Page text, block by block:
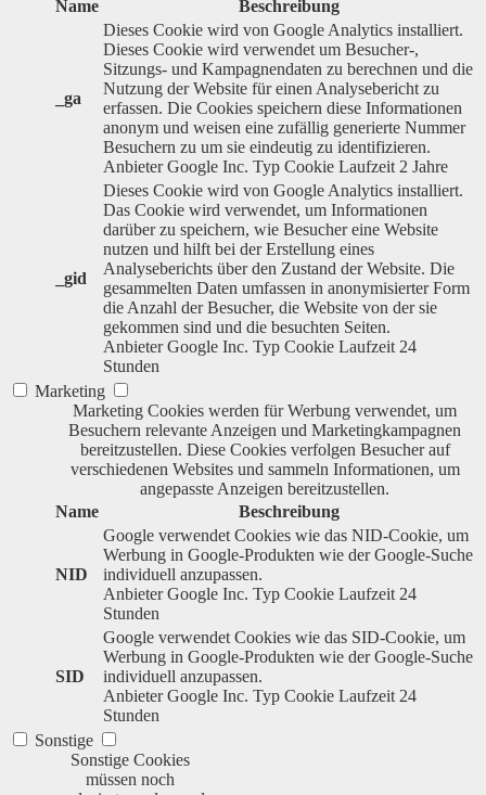
Name
Beschreibung
_ga
Dieses Cookie wird von Google Analytics installiert.
Dieses Cookie wird verwendet um Besucher-,
Sitzungs- und Kampagnendaten zu berechnen und die
Nutzung der Website für einen Analysebericht zu
erfassen. Die Cookies speichern diese Informationen
anonym und weisen eine zufällig generierte Nummer
Besuchern zu um sie eindeutig zu identifizieren.
Anbieter Google Inc. Typ Cookie Laufzeit 2 Jahre
_gid
Dieses Cookie wird von Google Analytics installiert.
Das Cookie wird verwendet, um Informationen
darüber zu speichern, wie Besucher eine Website
nutzen und hilft bei der Erstellung eines
Analyseberichts über den Zustand der Website. Die
gesammelten Daten umfassen in anonymisierter Form
die Anzahl der Besucher, die Website von der sie
gekommen sind und die besuchten Seiten.
Anbieter Google Inc. Typ Cookie Laufzeit 24
Stunden
Marketing
Marketing Cookies werden für Werbung verwendet, um
Besuchern relevante Anzeigen und Marketingkampagnen
bereitzustellen. Diese Cookies verfolgen Besucher auf
verschiedenen Websites und sammeln Informationen, um
angepasste Anzeigen bereitzustellen.
Name
Beschreibung
NID
Google verwendet Cookies wie das NID-Cookie, um
Werbung in Google-Produkten wie der Google-Suche
individuell anzupassen.
Anbieter Google Inc. Typ Cookie Laufzeit 24
Stunden
SID
Google verwendet Cookies wie das SID-Cookie, um
Werbung in Google-Produkten wie der Google-Suche
individuell anzupassen.
Anbieter Google Inc. Typ Cookie Laufzeit 24
Stunden
Sonstige
Sonstige Cookies
müssen noch